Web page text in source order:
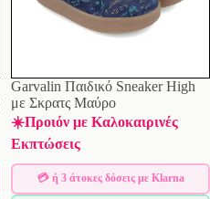
Garvalin Παιδικό Sneaker High
με Σκρατς Μαύρο
☀️Προιόν με Καλοκαιρινές
Εκπτώσεις
💳 ή 3 άτοκες δόσεις με Klarna